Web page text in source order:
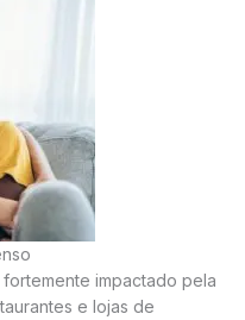
impactado pela
e lojas de